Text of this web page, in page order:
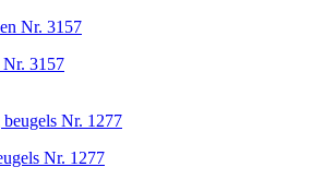
3157
Nr. 1277